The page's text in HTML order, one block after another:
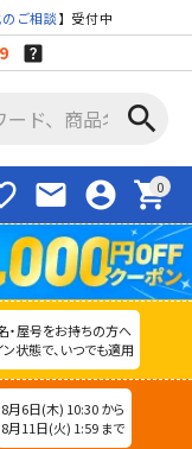
ご相談】受付中
search
mail account_circle shopping_cart
・屋号をお持ちの方へ
状態で、いつでも適用
8月6日(木) 10:30 から
8月11日(火) 1:59 まで